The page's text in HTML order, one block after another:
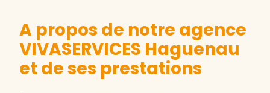
A propos de notre agence
VIVASERVICES Haguenau
et de ses prestations